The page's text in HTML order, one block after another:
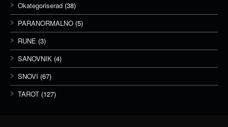
Okategoriserad (38)
PARANORMALNO (5)
RUNE (3)
SANOVNIK (4)
SNOVI (67)
TAROT (127)